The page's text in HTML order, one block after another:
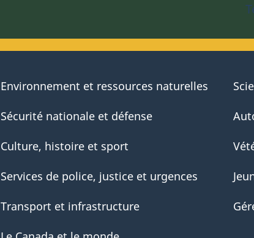
Environnement et ressources naturelles
Sécurité nationale et défense
Culture, histoire et sport
Services de police, justice et urgences
Transport et infrastructure